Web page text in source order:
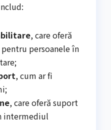
, care oferă
persoanele în
, cum ar fi
, care oferă suport
intermediul